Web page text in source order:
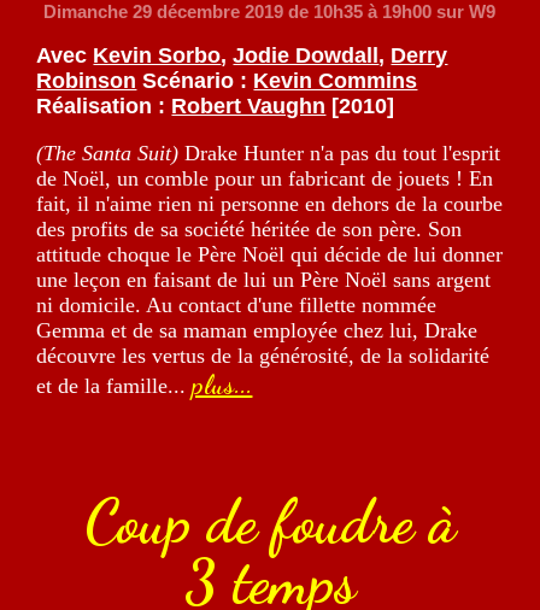
Dimanche 29 décembre 2019 de 10h35 à 19h00 sur W9
Avec Kevin Sorbo,Jodie Dowdall , Derry
Robinson Scénario : Kevin Commins
Réalisation : Robert Vaughn [2010]
(The Santa Suit) Drake Hunter n'a pas du tout l'esprit
de Noël, un comble pour un fabricant de jouets ! En
fait, il n'aime rien ni personne en dehors de la courbe
des profits de sa société héritée de son père. Son
attitude choque le Père Noël qui décide de lui donner
une leçon en faisant de lui un Père Noël sans argent
ni domicile. Au contact d'une fillette nommée
Gemma et de sa maman employée chez lui, Drake
découvre les vertus de la générosité, de la solidarité
et de la famille...plus...
Coup de foudre à
3 temps